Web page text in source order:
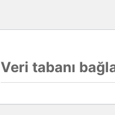
Veri tabanı